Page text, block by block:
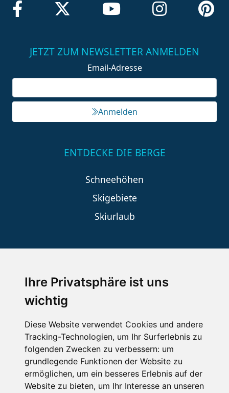
Ihre Privatsphäre ist uns
wichtig
Diese Website verwendet Cookies und andere
Tracking-Technologien, um Ihr Surferlebnis zu
folgenden Zwecken zu verbessern: um
grundlegende Funktionen der Website zu
ermöglichen, um ein besseres Erlebnis auf der
Website zu bieten, um Ihr Interesse an unseren
JETZT ZUM NEWSLETTER ANMELDEN
Email-Adresse
Anmelden
ENTDECKE DIE BERGE
Schneehöhen
Skigebiete
Skiurlaub
Wellness
SCHNEEHÖHEN SKI APP